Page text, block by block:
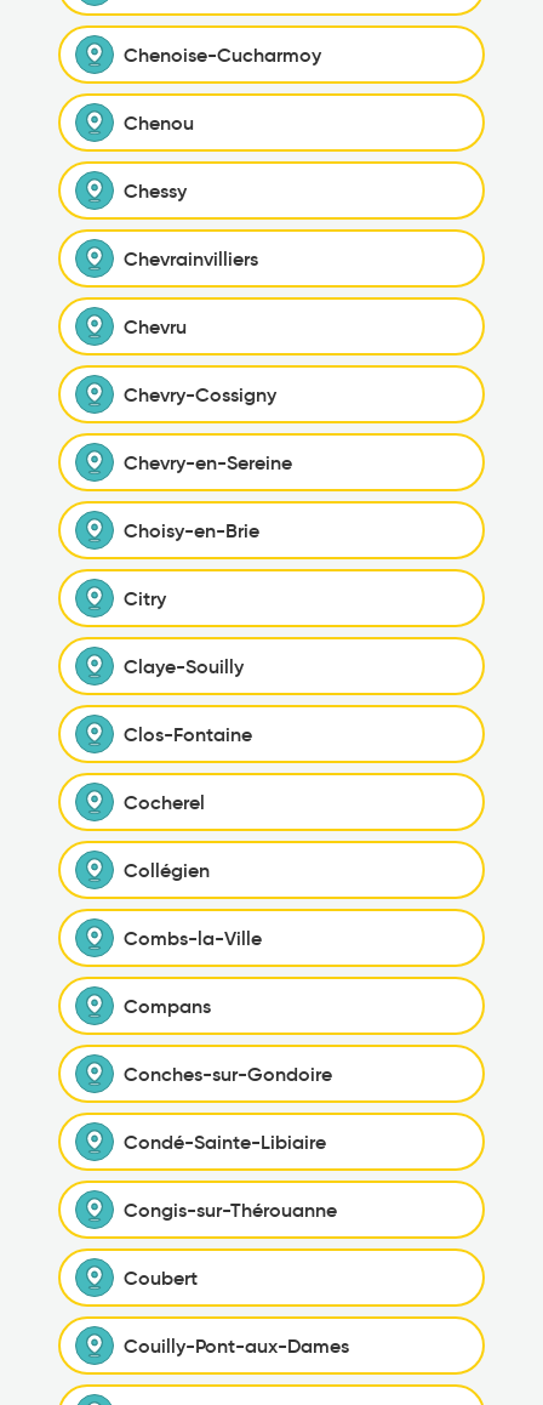
Chenoise-Cucharmoy
Chenou
Chessy
Chevrainvilliers
Chevru
Chevry-Cossigny
Chevry-en-Sereine
Choisy-en-Brie
Citry
Claye-Souilly
Clos-Fontaine
Cocherel
Collégien
Combs-la-Ville
Compans
Conches-sur-Gondoire
Condé-Sainte-Libiaire
Congis-sur-Thérouanne
Coubert
Couilly-Pont-aux-Dames